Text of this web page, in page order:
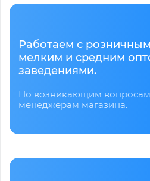
Работаем с
мелким и средним
заведениями.
По возникающим
менеджерам магазина.